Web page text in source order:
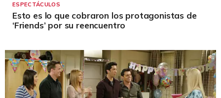
ESPECTÁCULOS
Esto es lo que cobraron los protagonistas de
‘Friends’ por su reencuentro